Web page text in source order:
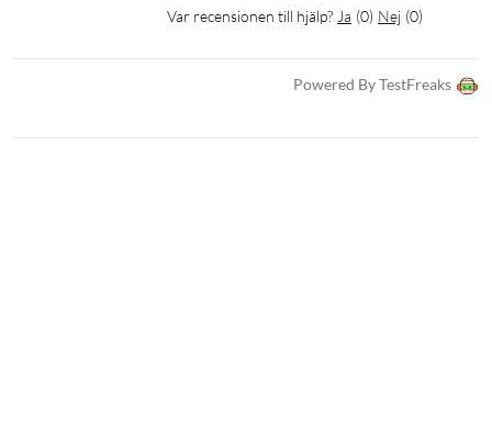
Var recensionen till hjälp? Ja (0) Nej (0)
Powered By TestFreaks